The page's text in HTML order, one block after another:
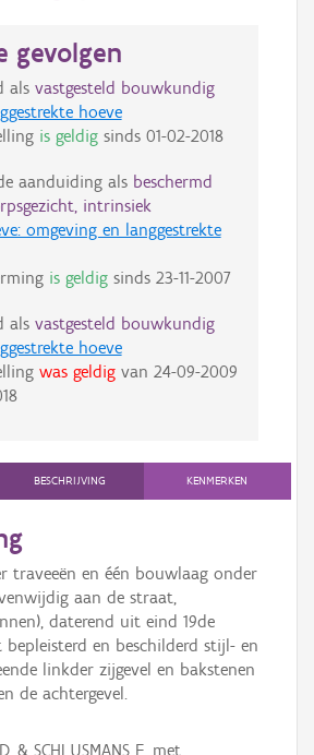
gevolgen
als vastgesteld bouwkundig
hoeve
is geldigsinds 01-02-2018
aanduiding als beschermd
intrinsiek
omgeving en langgestrekte
is geldigsinds 23-11-2007
als vastgesteld bouwkundig
hoeve
was geldigvan 24-09-2009
BESCHRIJVING KENMERKEN
traveeën en één bouwlaag onder
aan de straat,
daterend uit eind 19de
bepleisterd en beschilderd stijl- en
linkder zijgevel en bakstenen
de achtergevel.
& SCHLUSMANS F. met